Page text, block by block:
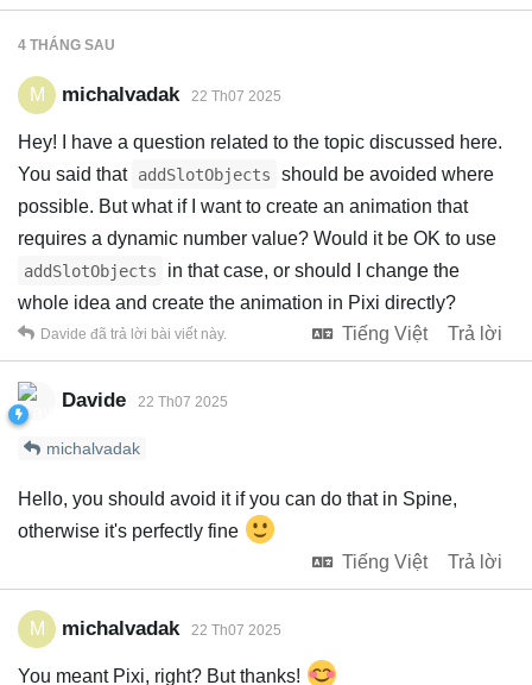
4 THÁNG SAU
M michalvadak 22 Th07 2025
Hey! I have a question related to the topic discussed here.
You said that addSlotObjects
should be avoided where
possible. But what if I want to create an animation that
requires a dynamic number value? Would it be OK to use
addSlotObjects
in that case, or should I change the
whole idea and create the animation in Pixi directly?
Tiếng Việt
Trả lời
Davide đã trả lời bài viết này.
Davide 22 Th07 2025
michalvadak
Hello, you should avoid it if you can do that in Spine,
otherwise it's perfectly fine
Tiếng Việt
Trả lời
M michalvadak 22 Th07 2025
You meant Pixi, right? But thanks!